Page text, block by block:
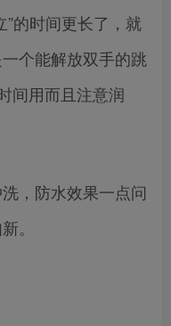
”的时间更长了，就
个能解放双手的跳
间用而且注意润
，防水效果一点问
。